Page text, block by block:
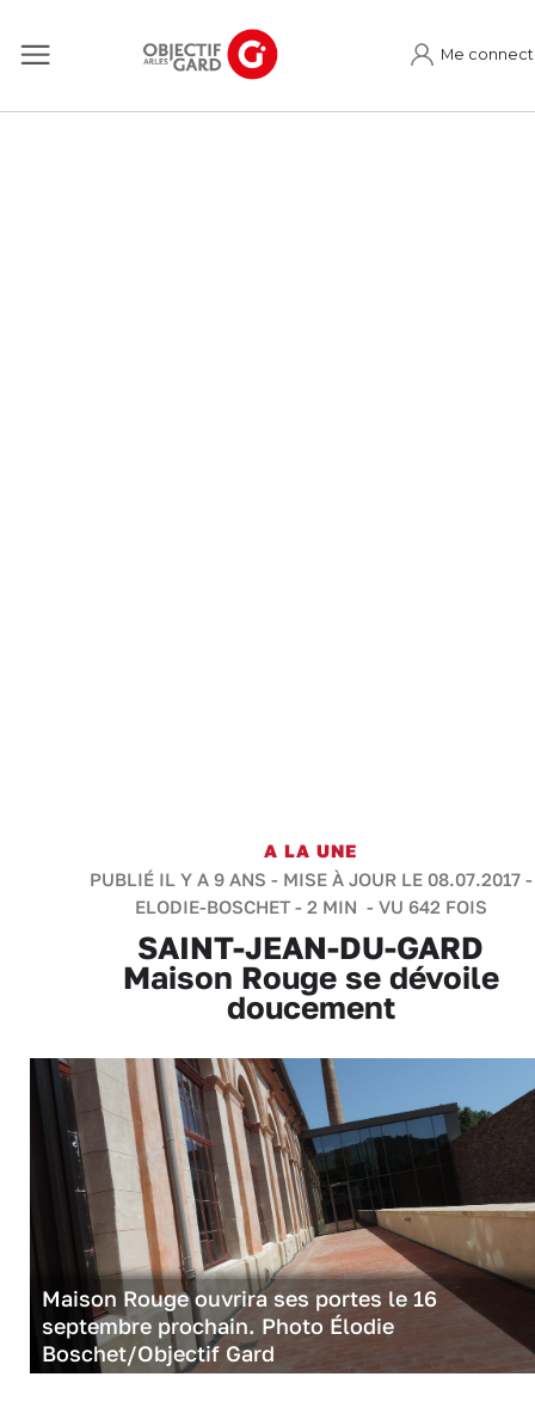
Me
A LA UNE
PUBLIÉ IL Y A 9 ANS - MISE À JOUR LE 08.07.2017 -
ELODIE-BOSCHET- 2 MIN - VU 642 FOIS
SAINT-JEAN-DU-GARD
Maison Rouge se dévoile
doucement
Maison Rouge ouvrira ses portes le 16
septembre prochain. Photo Élodie
Boschet/Objectif Gard